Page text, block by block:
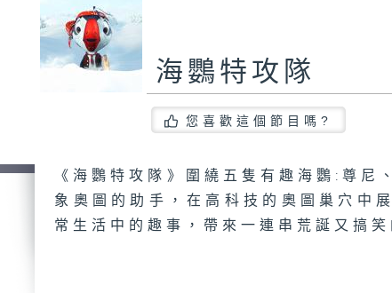
海鸚特攻隊
您喜歡這個節目嗎?
《海鸚特攻隊》圍繞五隻有趣海鸚:尊尼
象奧圖的助手，在高科技的奧圖巢穴中
常生活中的趣事，帶來一連串荒誕又搞笑